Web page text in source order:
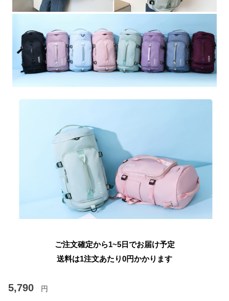
ご注文確定から1~5日でお届け予定
送料は1注文あたり0円かかります
5,790 円